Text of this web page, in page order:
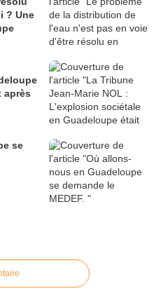
? Une
après
se